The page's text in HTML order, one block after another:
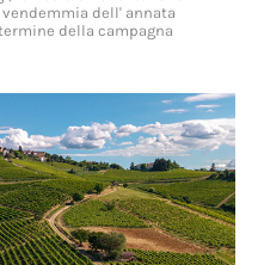
dell' annata
della campagna